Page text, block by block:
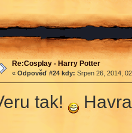
Re:Cosplay - Harry Potter
« Odpověď #24 kdy: Srpen 26, 2014,
tak!